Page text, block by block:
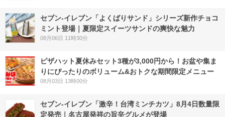
セブン‐イレブン「よくばりサンド」シリーズ新作チョコ
ミント登場｜夏限定スイーツサンドの爽快な魅力
08月06日 11時30分
ピザハット夏休みセット3種が3,000円から！お盆や集ま
りにぴったりのボリューム&おトクな期間限定メニュー
08月03日 13時00分
セブン-イレブン「激辛！台湾ミンチカツ」8月4日数量限
定発売｜名古屋発祥の旨辛グルメが登場